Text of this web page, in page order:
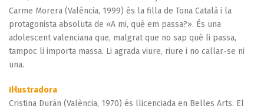
Carme Morera (València, 1999) és la filla de Tona Català i la
protagonista absoluta de «A mi, què em passa?». És una
adolescent valenciana que, malgrat que no sap què li passa,
tampoc li importa massa. Li agrada viure, riure i no callar-se ni
una.
Il·lustradora
Cristina Durán (València, 1970) és llicenciada en Belles Arts. El